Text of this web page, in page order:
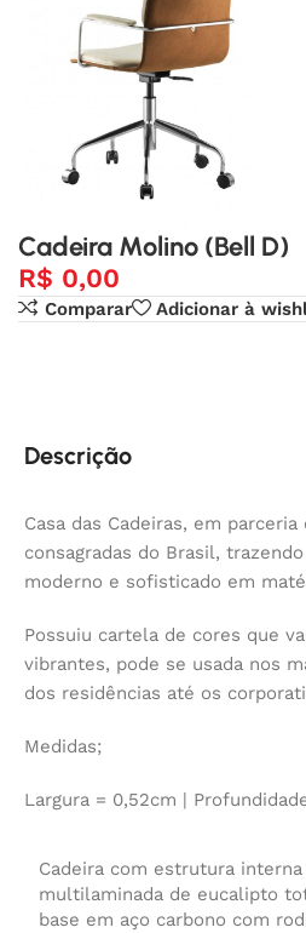
Cadeira Molino (Bell D)
R$ 0,00
Comparar Adicionar à
Descrição
Casa das Cadeiras, em parceria
consagradas do Brasil,
moderno e sofisticado em
Possuiu cartela de cores que
vibrantes, pode se usada nos
dos residências até os
Medidas;
Largura = 0,52cm |
Cadeira com estrutura
multilaminada de eucalipto
base em aço carbono com